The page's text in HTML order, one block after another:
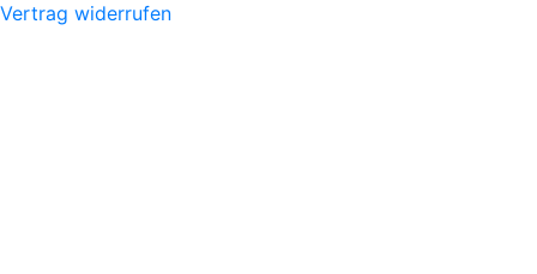
Vertrag widerrufen